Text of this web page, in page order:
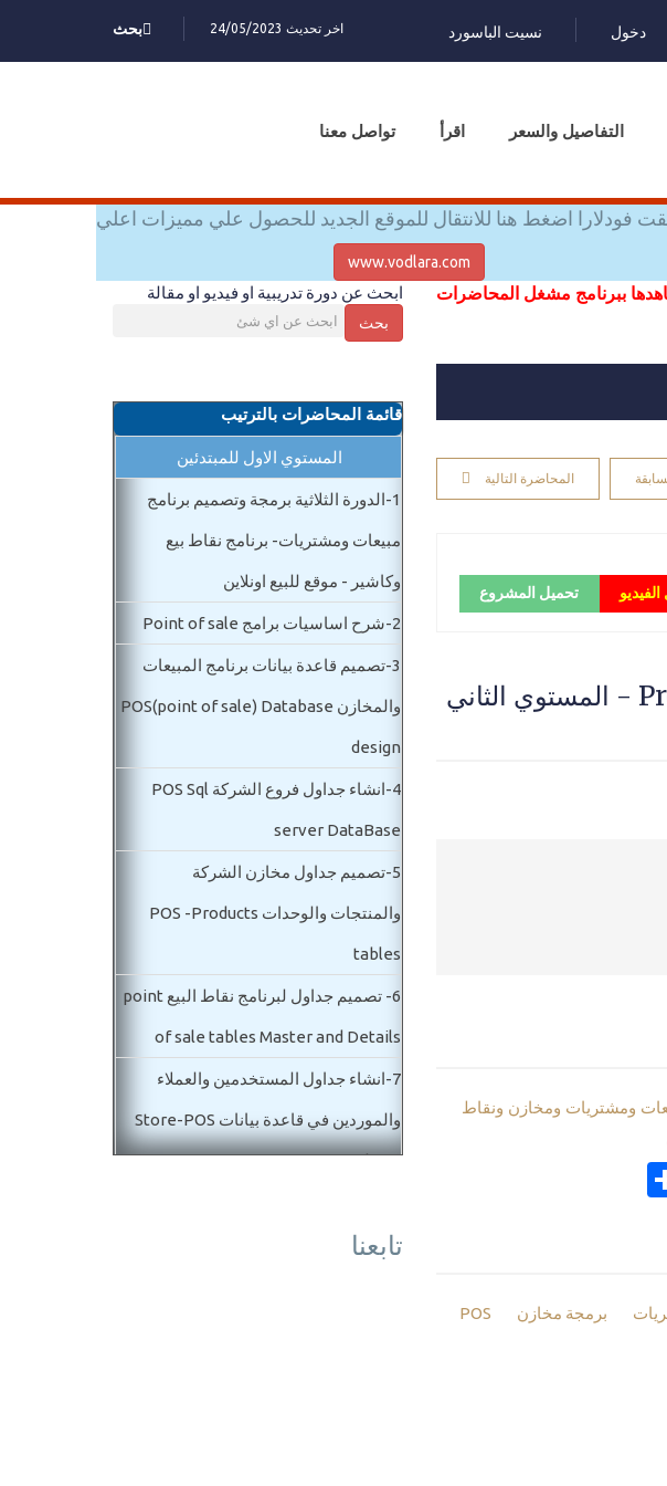
دخول نسيت الباسورد اخر تحديث 24/05/2023 بحث
التفاصيل والسعر اقرأ تواصل معنا
فودلارا اضغط هنا للانتقال للموقع الجديد للحصول علي مميزات اعلي
www.vodlara.com
ببرنامج مشغل المحاضرات
المحاضرة التالية
تحميل المشروع
انشاء جدول هام للغاية في اعدادات عامة Program setting table - المستوي الثاني
ومشتريات ومخازن ونقاط
برمجة مخازن
POS
ابحث عن دورة تدريبية او فيديو او مقالة
بحث
قائمة المحاضرات بالترتيب
المستوي الاول للمبتدئين
1- الدورة الثلاثية برمجة وتصميم برنامج
مبيعات ومشتريات- برنامج نقاط بيع
وكاشير - موقع للبيع اونلاين
2- شرح اساسيات برامج Point of sale
3- تصميم قاعدة بيانات برنامج المبيعات
والمخازن POS(point of sale) Database
design
4- انشاء جداول فروع الشركة POS Sql
server DataBase
5- تصميم جداول مخازن الشركة
والمنتجات والوحدات POS -Products
tables
6- تصميم جداول لبرنامج نقاط البيع point
of sale tables Master and Details
7- انشاء جداول المستخدمين والعملاء
والموردين في قاعدة بيانات Store-POS
Database
POS master details
تابعنا